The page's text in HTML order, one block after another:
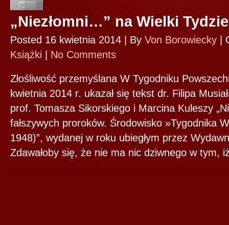
„Niezłomni…” na Wielki
Posted 16 kwietnia 2014 | By Von Borowiecky
Książki
No Comments
Złośliwość przemyślana W Tygodniku
kwietnia 2014 r. ukazał się tekst dr. Filipa
prof. Tomasza Sikorskiego i Marcina Kuleszy
fałszywych proroków. Środowisko »Tygodnika
1948)”, wydanej w roku ubiegłym przez
Zdawałoby się, że nie ma nic dziwnego w tym,